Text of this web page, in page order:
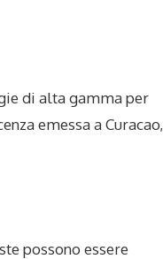
di alta gamma per
emessa a Curacao,
possono essere